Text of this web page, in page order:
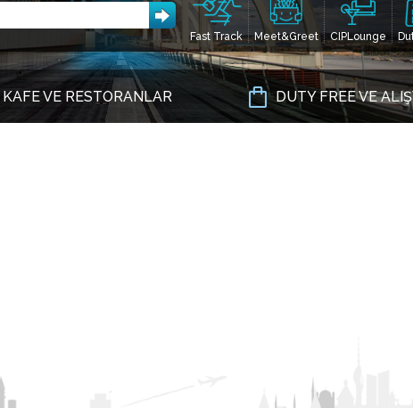
Fast Track Meet&Greet CIPLounge
KAFE VE RESTORANLAR DUTY FREE VE